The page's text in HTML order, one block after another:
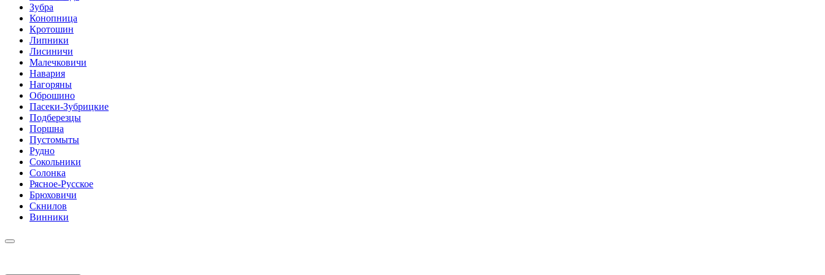
Зубра
Конопница
Кротошин
Липники
Лисиничи
Малечковичи
Навария
Нагоряны
Оброшино
Пасеки-Зубрицкие
Подберезцы
Поршна
Пустомыты
Рудно
Сокольники
Солонка
Рясное-Русское
Брюховичи
Скнилов
Винники